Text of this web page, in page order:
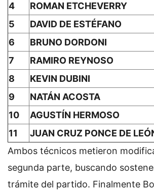
4
ROMAN ETCHEVERRY
5
DAVID DE ESTÉFANO
6
BRUNO DORDONI
7
RAMIRO REYNOSO
8
KEVIN DUBINI
9
NATÁN ACOSTA
10
AGUSTÍN HERMOSO
11
JUAN CRUZ PONCE DE
Ambos técnicos metieron
segunda parte, buscando
trámite del partido. Finalmente